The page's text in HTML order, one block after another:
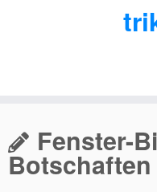
Inhalt
springenFenster-
Botschaften